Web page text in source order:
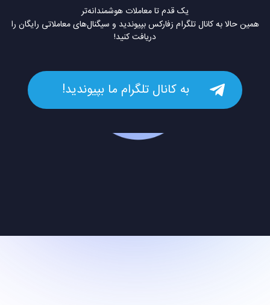
یک قدم تا معاملات هوشمندانه‌تر
همین حالا به کانال تلگرام زفارکس بپیوندید و سیگنال‌های معاملاتی رایگان را
دریافت کنید!
به کانال تلگرام ما بپیوندید!